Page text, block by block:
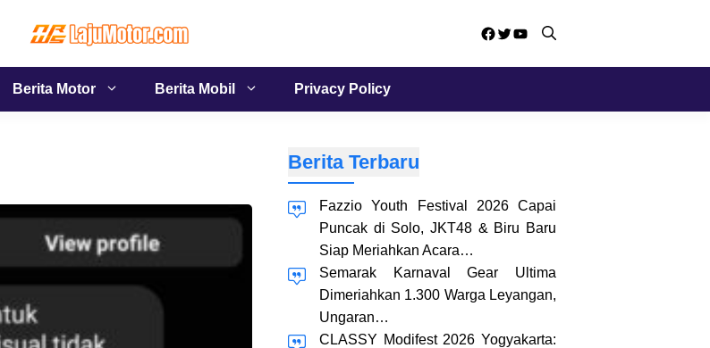
Facebook
Twitter
YouTube
Berita Motor Berita Mobil Privacy Policy
Berita Terbaru
Fazzio Youth Festival 2026 Capai
Puncak di Solo, JKT48 & Biru Baru
Siap Meriahkan Acara…
Semarak Karnaval Gear Ultima
Dimeriahkan 1.300 Warga Leyangan,
Ungaran…
CLASSY Modifest 2026 Yogyakarta: